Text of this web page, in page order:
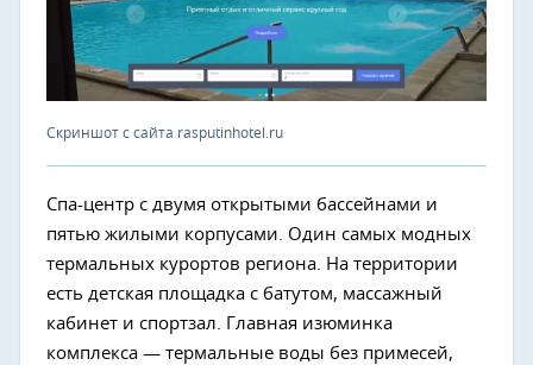
Скриншот с сайта rasputinhotel.ru
Спа-центр с двумя открытыми бассейнами и
пятью жилыми корпусами. Один самых модных
термальных курортов региона. На территории
есть детская площадка с батутом, массажный
кабинет и спортзал. Главная изюминка
комплекса — термальные воды без примесей,